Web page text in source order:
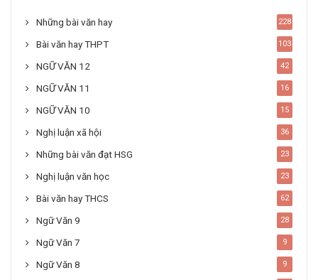
Những bài văn hay 228
Bài văn hay THPT 103
NGỮ VĂN 12 42
NGỮ VĂN 11 16
NGỮ VĂN 10 15
Nghị luận xã hội 36
Những bài văn đạt HSG 23
Nghị luận văn học 23
Bài văn hay THCS 62
Ngữ Văn 9 28
Ngữ Văn 7 9
Ngữ Văn 8 9